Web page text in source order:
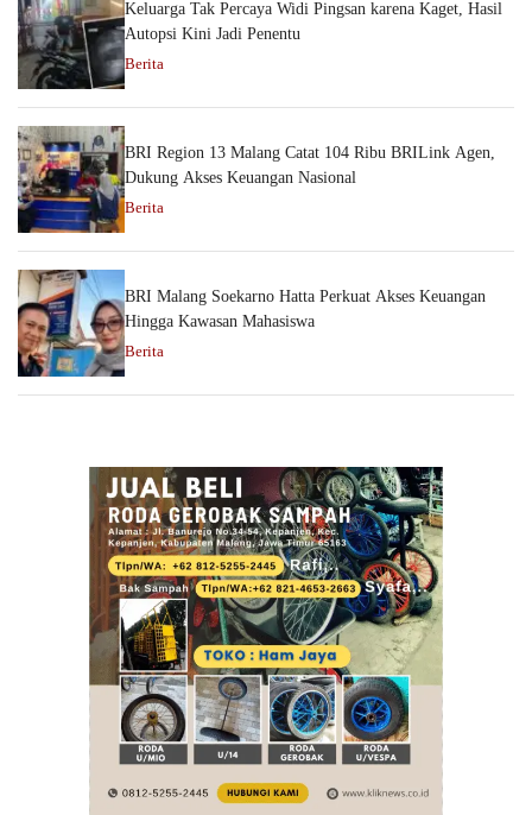
Keluarga Tak Percaya Widi Pingsan karena Kaget, Hasil
Autopsi Kini Jadi Penentu
Berita
BRI Region 13 Malang Catat 104 Ribu BRILink Agen,
Dukung Akses Keuangan Nasional
Berita
BRI Malang Soekarno Hatta Perkuat Akses Keuangan
Hingga Kawasan Mahasiswa
Berita